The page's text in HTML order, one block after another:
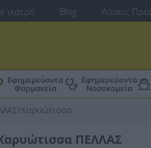
γιατρό Blog Λύσεις
Εφημερεύοντα
Φαρμακεία
Εφημερεύοντα
Νοσοκομεία
/ Καρυώτισσα
ΠΕΛΛΑΣ